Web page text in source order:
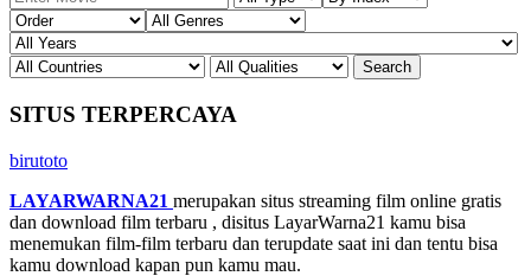
SITUS TERPERCAYA
birutoto
LAYARWARNA21 merupakan situs streaming film online gratis
dan download film terbaru , disitus LayarWarna21 kamu bisa
menemukan film-film terbaru dan terupdate saat ini dan tentu bisa
kamu download kapan pun kamu mau.